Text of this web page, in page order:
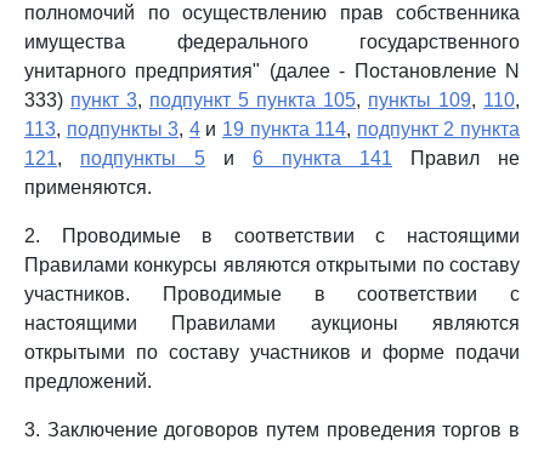
полномочий по осуществлению прав собственника
имущества федерального государственного
унитарного предприятия" (далее - Постановление N
333) пункт 3, подпункт 5 пункта 105, пункты 109, 110,
113, подпункты 3, 4и 19 пункта 114, подпункт 2 пункта
121, подпункты 5 и 6 пункта 141 Правил не
применяются.
2. Проводимые в соответствии с настоящими
Правилами конкурсы являются открытыми по составу
участников. Проводимые в соответствии с
настоящими Правилами аукционы являются
открытыми по составу участников и форме подачи
предложений.
3. Заключение договоров путем проведения торгов в